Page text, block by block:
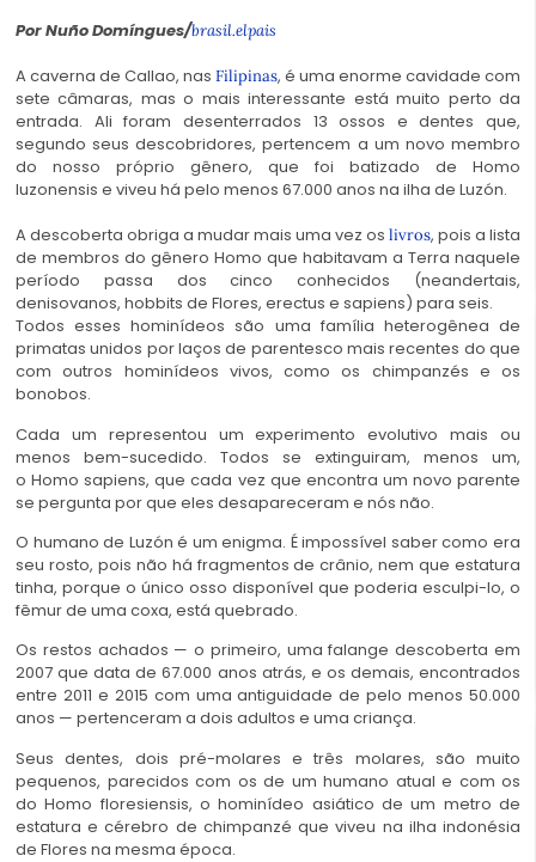
Por Nuño Domíngues/brasil.elpais
A caverna de Callao, nas Filipinas, é uma enorme cavidade com
sete câmaras, mas o mais interessante está muito perto da
entrada. Ali foram desenterrados 13 ossos e dentes que,
segundo seus descobridores, pertencem a um novo membro
do nosso próprio gênero, que foi batizado de Homo
luzonensis e viveu há pelo menos 67.000 anos na ilha de Luzón.
A descoberta obriga a mudar mais uma vez os livros, pois a lista
de membros do gênero Homo que habitavam a Terra naquele
período passa dos cinco conhecidos (neandertais,
denisovanos, hobbits de Flores, erectus e sapiens) para seis.
Todos esses hominídeos são uma família heterogênea de
primatas unidos por laços de parentesco mais recentes do que
com outros hominídeos vivos, como os chimpanzés e os
bonobos.
Cada um representou um experimento evolutivo mais ou
menos bem-sucedido. Todos se extinguiram, menos um,
o Homo sapiens, que cada vez que encontra um novo parente
se pergunta por que eles desapareceram e nós não.
O humano de Luzón é um enigma. É impossível saber como era
seu rosto, pois não há fragmentos de crânio, nem que estatura
tinha, porque o único osso disponível que poderia esculpi-lo, o
fêmur de uma coxa, está quebrado.
Os restos achados — o primeiro, uma falange descoberta em
2007 que data de 67.000 anos atrás, e os demais, encontrados
entre 2011 e 2015 com uma antiguidade de pelo menos 50.000
anos — pertenceram a dois adultos e uma criança.
Seus dentes, dois pré-molares e três molares, são muito
pequenos, parecidos com os de um humano atual e com os
do Homo floresiensis, o hominídeo asiático de um metro de
estatura e cérebro de chimpanzé que viveu na ilha indonésia
de Flores na mesma época.